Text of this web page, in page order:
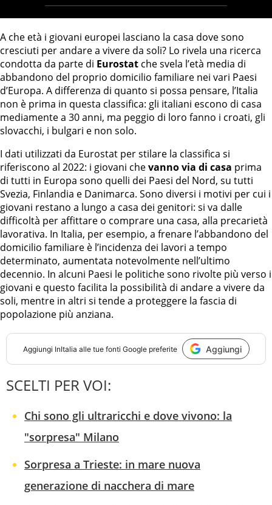
A che età i giovani europei lasciano la casa dove sono
cresciuti per andare a vivere da soli? Lo rivela una ricerca
condotta da parte di Eurostat che svela l’età media di
abbandono del proprio domicilio familiare nei vari Paesi
d’Europa. A differenza di quanto si possa pensare, l’Italia
non è prima in questa classifica: gli italiani escono di casa
mediamente a 30 anni, ma peggio di loro fanno i croati, gli
slovacchi, i bulgari e non solo.
I dati utilizzati da Eurostat per stilare la classifica si
riferiscono al 2022: i giovani chevanno via di casa prima
di tutti in Europa sono quelli dei Paesi del Nord, su tutti
Svezia, Finlandia e Danimarca. Sono diversi i motivi per cui i
giovani restano a lungo a casa dei genitori: si va dalle
difficoltà per affittare o comprare una casa, alla precarietà
lavorativa. In Italia, per esempio, a frenare l’abbandono del
domicilio familiare è l’incidenza dei lavori a tempo
determinato, aumentata notevolmente nell’ultimo
decennio. In alcuni Paesi le politiche sono rivolte più verso i
giovani e questo facilita la possibilità di andare a vivere da
soli, mentre in altri si tende a proteggere la fascia di
popolazione più anziana.
Aggiungi InItalia alle tue fonti Google preferite Aggiungi
SCELTI PER VOI:
Chi sono gli ultraricchi e dove vivono: la
"sorpresa" Milano
Sorpresa a Trieste: in mare nuova
generazione di nacchera di mare